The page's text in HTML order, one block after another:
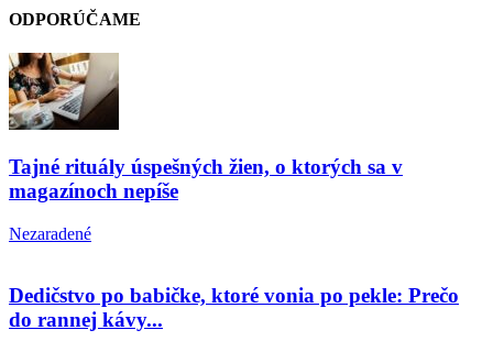
ODPORÚČAME
Tajné rituály úspešných žien, o ktorých sa v
magazínoch nepíše
Nezaradené
Dedičstvo po babičke, ktoré vonia po pekle: Prečo
do rannej kávy...